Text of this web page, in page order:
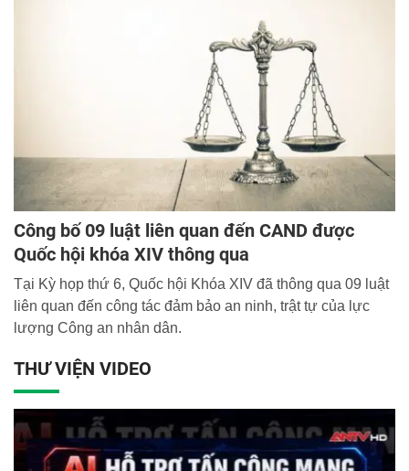
Công bố 09 luật liên quan đến CAND được
Quốc hội khóa XIV thông qua
Tại Kỳ họp thứ 6, Quốc hội Khóa XIV đã thông qua 09 luật
liên quan đến công tác đảm bảo an ninh, trật tự của lực
lượng Công an nhân dân.
THƯ VIỆN VIDEO